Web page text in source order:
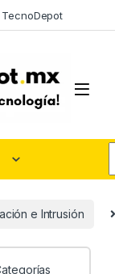
e Intrusión